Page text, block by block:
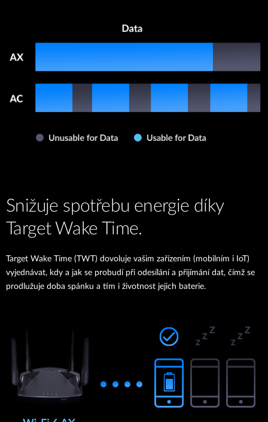
Snižuje spotřebu energie díky
Target Wake Time.
Target Wake Time (TWT) dovoluje vašim zařízením (mobilním i IoT)
vyjednávat, kdy a jak se probudí při odesílání a přijímání dat, čímž se
prodlužuje doba spánku a tím i životnost jejich baterie.